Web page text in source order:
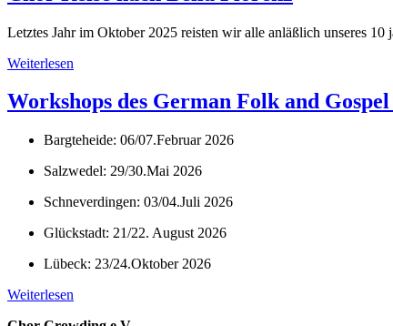
Letztes Jahr im Oktober 2025 reisten wir alle anläßlich unseres
Weiterlesen
Workshops des German Folk and
Bargteheide: 06/07.Februar 2026
Salzwedel: 29/30.Mai 2026
Schneverdingen: 03/04.Juli 2026
Glückstadt: 21/22. August 2026
Lübeck: 23/24.Oktober 2026
Weiterlesen